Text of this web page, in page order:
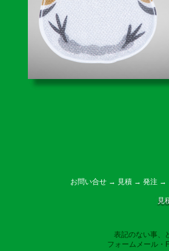
お問い合せ → 見積 → 発注 →
見
表記のない事、
フォームメール・